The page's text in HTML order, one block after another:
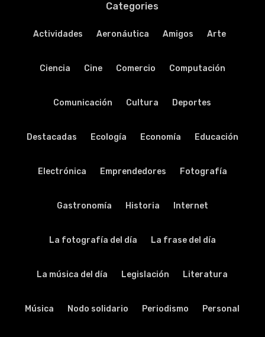
Categories
Actividades Aeronáutica Amigos Arte
Ciencia Cine Comercio Computación
Comunicación Cultura Deportes
Destacadas Ecología Economía Educación
Electrónica Emprendedores Fotografía
Gastronomía Historia Internet
La fotografía del día La frase del día
La música del día Legislación Literatura
Música Nodo solidario Periodismo Personal